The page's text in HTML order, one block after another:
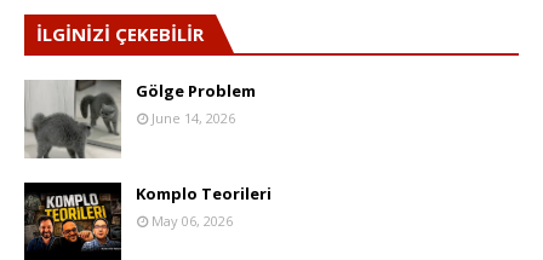
İLGİNİZİ ÇEKEBİLİR
Gölge Problem
June 14, 2026
Komplo Teorileri
May 06, 2026